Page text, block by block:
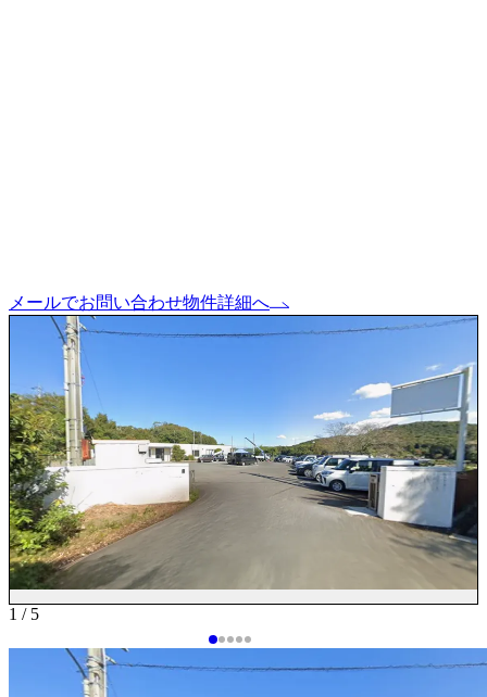
メールでお問い合わせ物件詳細へ
1 / 5